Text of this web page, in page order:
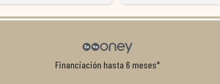
con el cliente, y me ofrecieron unas
recomendables.
Financiación hasta 6 meses*